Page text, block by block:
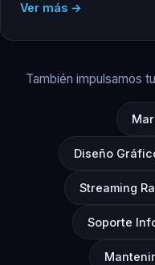
Ver más →
También impulsamos
Diseño
Streaming
Soporte